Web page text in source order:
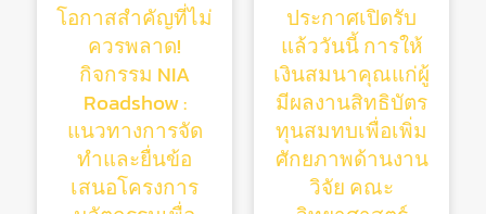
โอกาสสำคัญที่ไม่
ควรพลาด!
กิจกรรม NIA
Roadshow :
แนวทางการจัด
ทำและยื่นข้อ
เสนอโครงการ
ประกาศเปิดรับ
แล้ววันนี้ การให้
เงินสมนาคุณแก่ผู้
มีผลงานสิทธิบัตร
ทุนสมทบเพื่อเพิ่ม
ศักยภาพด้านงาน
วิจัย คณะ